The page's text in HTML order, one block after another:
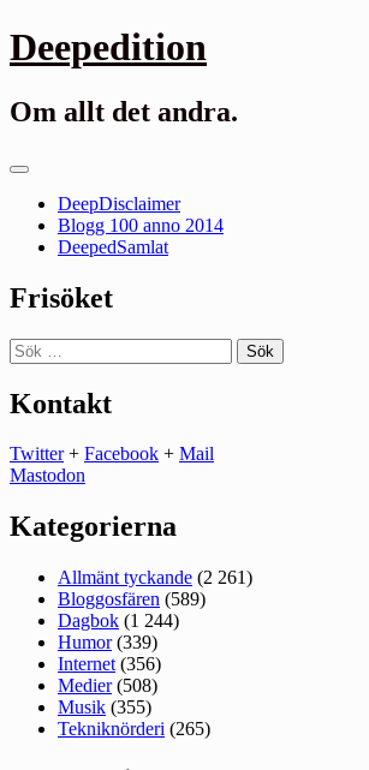
Gå
till
Deepedition
Om allt det andra.
Primär
DeepDisclaimer
Blogg 100 anno 2014
DeepedSamlat
Frisöket
Sök
efter:
Kontakt
Twitter+ Facebook + Mail
Mastodon
Kategorierna
Allmänt tyckande (2 261)
Bloggosfären (589)
Dagbok (1 244)
Humor(339)
Internet (356)
Medier(508)
Musik (355)
Tekniknörderi (265)